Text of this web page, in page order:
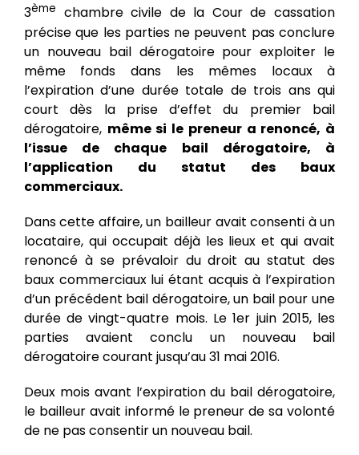
3ème chambre civile de la Cour de cassation
précise que les parties ne peuvent pas conclure
un nouveau bail dérogatoire pour exploiter le
même fonds dans les mêmes locaux à
l’expiration d’une durée totale de trois ans qui
court dès la prise d’effet du premier bail
dérogatoire, même si le preneur a renoncé, à
l’issue de chaque bail dérogatoire, à
l’application du statut des baux
commerciaux.
Dans cette affaire, un bailleur avait consenti à un
locataire, qui occupait déjà les lieux et qui avait
renoncé à se prévaloir du droit au statut des
baux commerciaux lui étant acquis à l’expiration
d’un précédent bail dérogatoire, un bail pour une
durée de vingt-quatre mois. Le 1er juin 2015, les
parties avaient conclu un nouveau bail
dérogatoire courant jusqu’au 31 mai 2016.
Deux mois avant l’expiration du bail dérogatoire,
le bailleur avait informé le preneur de sa volonté
de ne pas consentir un nouveau bail.